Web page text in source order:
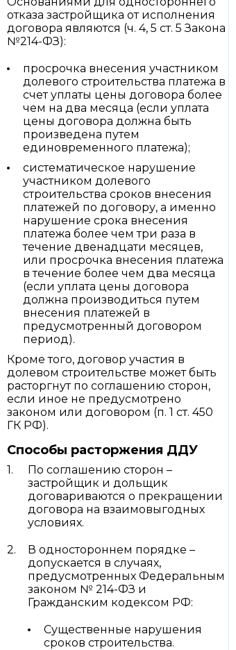
отказа застройщика от исполнения
договора являются (ч. 4, 5 ст. 5 Закона
№214-ФЗ):
просрочка внесения участником
долевого строительства платежа в
счет уплаты цены договора более
чем на два месяца (если уплата
цены договора должна быть
произведена путем
единовременного платежа);
систематическое нарушение
участником долевого
строительства сроков внесения
платежей по договору, а именно
нарушение срока внесения
платежа более чем три раза в
течение двенадцати месяцев,
или просрочка внесения платежа
в течение более чем два месяца
(если уплата цены договора
должна производиться путем
внесения платежей в
предусмотренный договором
период).
Кроме того, договор участия в
долевом строительстве может быть
расторгнут по соглашению сторон,
если иное не предусмотрено
законом или договором (п. 1 ст. 450
ГК РФ).
Способы расторжения ДДУ
По соглашению сторон –
застройщик и дольщик
договариваются о прекращении
договора на взаимовыгодных
условиях.
В одностороннем порядке –
допускается в случаях,
предусмотренных Федеральным
законом № 214-ФЗ и
Гражданским кодексом РФ:
Существенные нарушения
сроков строительства.